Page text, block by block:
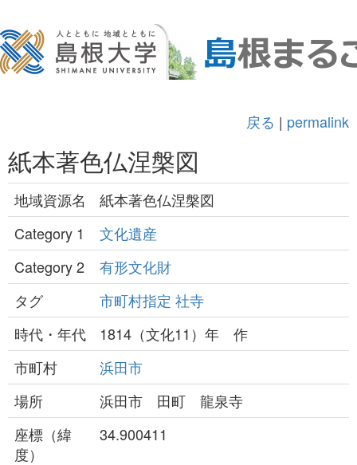
戻る | permalink
紙本著色仏涅槃図
地域資源名
紙本著色仏涅槃図
Category 1
文化遺産
Category 2
有形文化財
タグ
市町村指定 社寺
時代・年代
1814（文化11）年 作
市町村
浜田市
場所
浜田市 田町 龍泉寺
座標（緯
度）
34.900411